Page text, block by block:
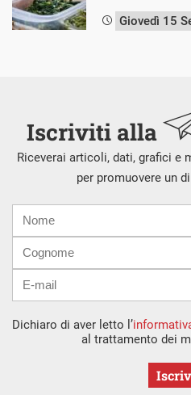
Giovedì 15
Iscriviti alla
Riceverai articoli, dati, grafici e
per promuovere un
mail
Dichiaro di aver letto l’
al trattamento dei